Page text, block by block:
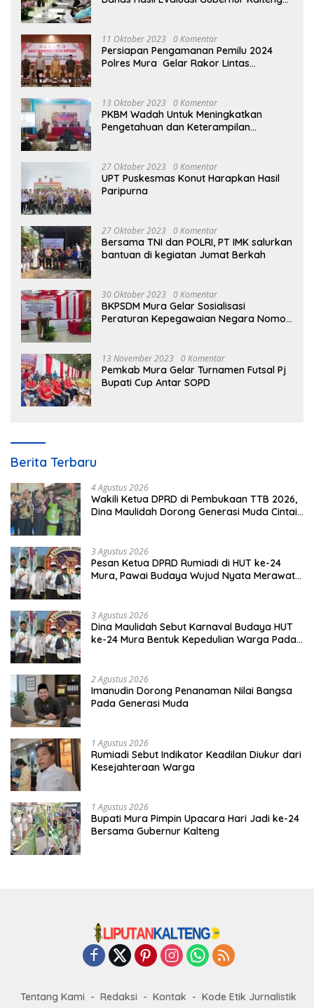
11 Oktober 2023 0 Komentar
Persiapan Pengamanan Pemilu 2024
Polres Mura Gelar Rakor Lintas
13 Oktober 2023 0 Komentar
PKBM Wadah Untuk Meningkatkan
Pengetahuan dan Keterampilan
27 Oktober 2023 0 Komentar
UPT Puskesmas Konut Harapkan Hasil
Paripurna
27 Oktober 2023 0 Komentar
Bersama TNI dan POLRI, PT IMK salurkan
bantuan di kegiatan Jumat Berkah
30 Oktober 2023 0 Komentar
BKPSDM Mura Gelar Sosialisasi
Peraturan Kepegawaian Negara Nomor
13 November 2023 0 Komentar
Pemkab Mura Gelar Turnamen Futsal Pj
Bupati Cup Antar SOPD
Berita Terbaru
4 Agustus 2026
Wakili Ketua DPRD di Pembukaan TTB 2026,
Dina Maulidah Dorong Generasi Muda Cintai
3 Agustus 2026
Pesan Ketua DPRD Rumiadi di HUT ke-24
Mura, Pawai Budaya Wujud Nyata Merawat
3 Agustus 2026
Dina Maulidah Sebut Karnaval Budaya HUT
ke-24 Mura Bentuk Kepedulian Warga Pada
2 Agustus 2026
Imanudin Dorong Penanaman Nilai Bangsa
Pada Generasi Muda
1 Agustus 2026
Rumiadi Sebut Indikator Keadilan Diukur dari
Kesejahteraan Warga
1 Agustus 2026
Bupati Mura Pimpin Upacara Hari Jadi ke-24
Bersama Gubernur Kalteng
Tentang Kami Redaksi Kontak Kode Etik Jurnalistik